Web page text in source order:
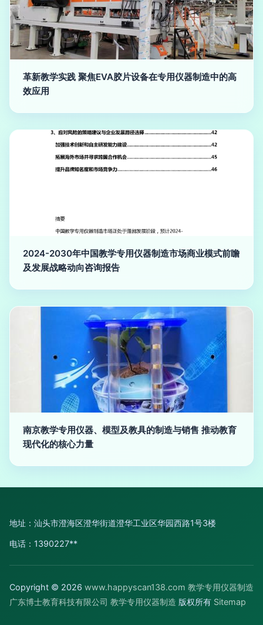
革新教学实践 聚焦EVA胶片设备在专用仪器制造中的高
效应用
2024-2030年中国教学专用仪器制造市场商业模式前瞻
及发展战略动向咨询报告
南京教学专用仪器、模型及教具的制造与销售 推动教育
现代化的核心力量
地址：汕头市澄海区澄华街道澄华工业区华园西路1号3楼
电话：1390227**
Copyright © 2026 www.happyscan138.com 教学专用仪器制造
广东博士教育科技有限公司 教学专用仪器制造 版权所有 Sitemap